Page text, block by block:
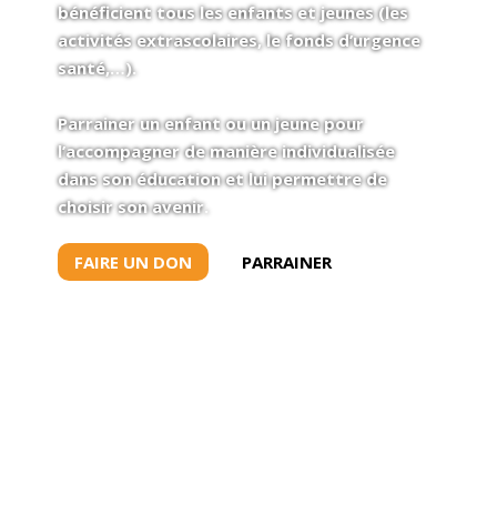
bénéficient tous les enfants et jeunes (les
activités extrascolaires, le fonds d’urgence
santé,…).
Parrainer un enfant ou un jeune pour
l’accompagner de manière individualisée
dans son éducation et lui permettre de
choisir son avenir.
FAIRE UN DON PARRAINER